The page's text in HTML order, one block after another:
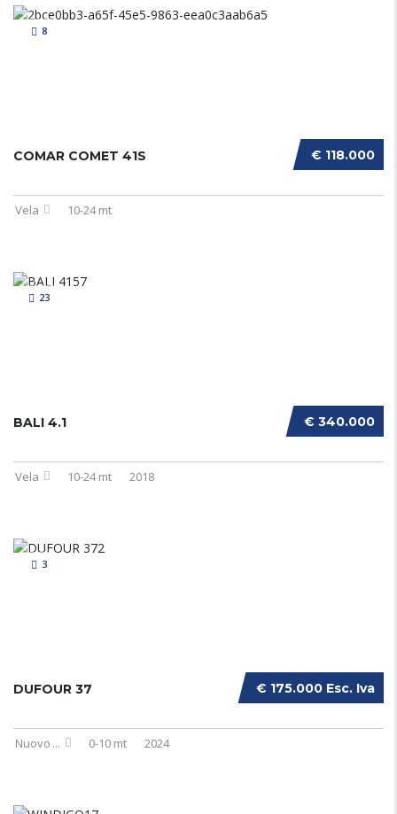
8
€ 118.000
COMAR COMET 41S
Vela 10-24 mt
23
€ 340.000
BALI 4.1
Vela 10-24 mt 2018
3
€ 175.000 Esc. Iva
DUFOUR 37
Nuovo ... 0-10 mt 2024